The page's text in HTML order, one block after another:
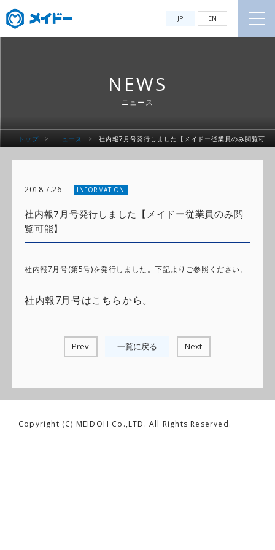
JP EN
NEWS
ニュース
トップ > ニュース >
社内報7月号発行しました【メイドー従業員のみ閲覧可
2018.7.26 INFORMATION
社内報7月号発行しました【メイドー従業員のみ閲
覧可能】
社内報7月号(第5号)を発行しました。下記よりご参照ください。
社内報7月号はこちらから。
Prev 一覧に戻る Next
Copyright (C) MEIDOH Co.,LTD. All Rights Reserved.